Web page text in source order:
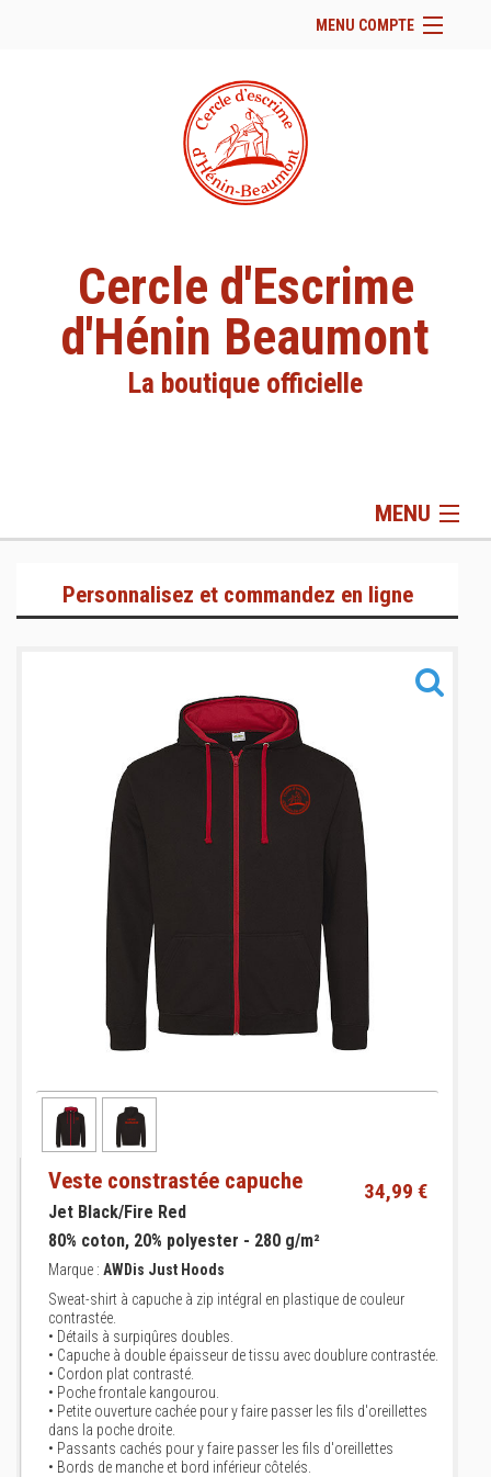
MENU COMPTE
Site Web du club
Facebook
Se connecter
Panier (vide
Cercle d'Escrime
d'Hénin Beaumont
La boutique officielle
MENU
Informations
Personnalisez et commandez en ligne
Veste constrastée capuche 34,99 €
Jet Black/Fire Red
80% coton, 20% polyester - 280 g/m²
Marque : AWDis Just Hoods
Sweat-shirt à capuche à zip intégral en plastique de couleur
contrastée.
• Détails à surpiqûres doubles.
• Capuche à double épaisseur de tissu avec doublure contrastée.
• Cordon plat contrasté.
• Poche frontale kangourou.
• Petite ouverture cachée pour y faire passer les fils d'oreillettes
dans la poche droite.
• Passants cachés pour y faire passer les fils d'oreillettes
• Bords de manche et bord inférieur côtelés.